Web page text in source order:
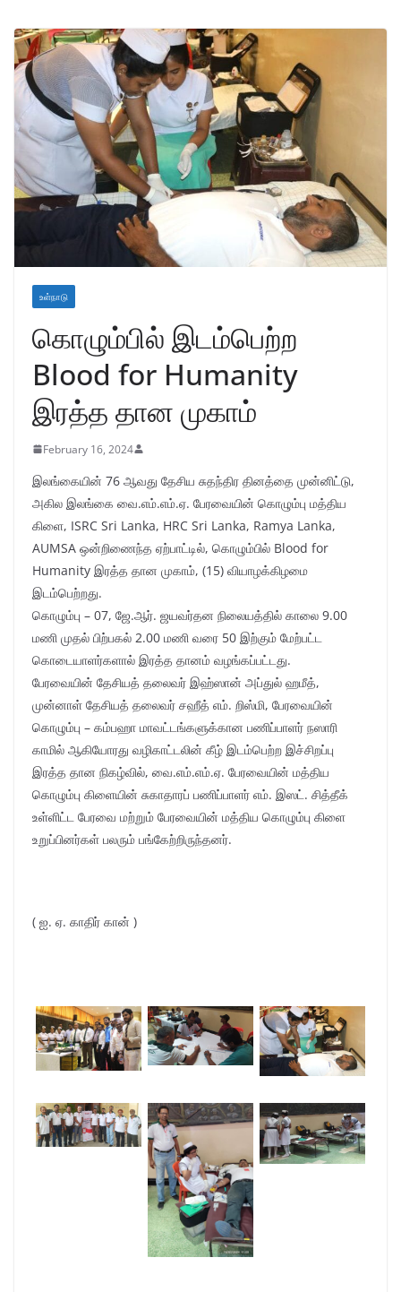
உள்நாடு
கொழும்பில் இடம்பெற்ற
Blood for Humanity
இரத்த தான முகாம்
February 16, 2024
இலங்கையின் 76 ஆவது தேசிய சுதந்திர தினத்தை முன்னிட்டு,
அகில இலங்கை வை.எம்.எம்.ஏ. பேரவையின் கொழும்பு மத்திய
கிளை, ISRC Sri Lanka, HRC Sri Lanka, Ramya Lanka,
AUMSA ஒன்றிணைந்த ஏற்பாட்டில், கொழும்பில் Blood for
Humanity இரத்த தான முகாம், (15) வியாழக்கிழமை
இடம்பெற்றது.
கொழும்பு – 07, ஜே.ஆர். ஜயவர்தன நிலையத்தில் காலை 9.00
மணி முதல் பிற்பகல் 2.00 மணி வரை 50 இற்கும் மேற்பட்ட
கொடையாளர்களால் இரத்த தானம் வழங்கப்பட்டது.
பேரவையின் தேசியத் தலைவர் இஹ்ஸான் அப்துல் ஹமீத்,
முன்னாள் தேசியத் தலைவர் சஹீத் எம். றிஸ்மி, பேரவையின்
கொழும்பு – கம்பஹா மாவட்டங்களுக்கான பணிப்பாளர் நஸாரி
காமில் ஆகியோரது வழிகாட்டலின் கீழ் இடம்பெற்ற இச்சிறப்பு
இரத்த தான நிகழ்வில், வை.எம்.எம்.ஏ. பேரவையின் மத்திய
கொழும்பு கிளையின் சுகாதாரப் பணிப்பாளர் எம். இஸட். சித்தீக்
உள்ளிட்ட பேரவை மற்றும் பேரவையின் மத்திய கொழும்பு கிளை
உறுப்பினர்கள் பலரும் பங்கேற்றிருந்தனர்.
( ஐ. ஏ. காதிர் கான் )